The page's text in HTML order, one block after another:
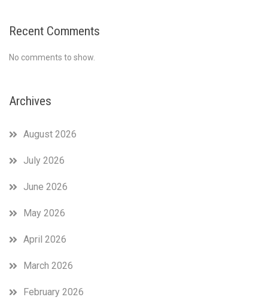
Recent Comments
No comments to show.
Archives
August 2026
July 2026
June 2026
May 2026
April 2026
March 2026
February 2026